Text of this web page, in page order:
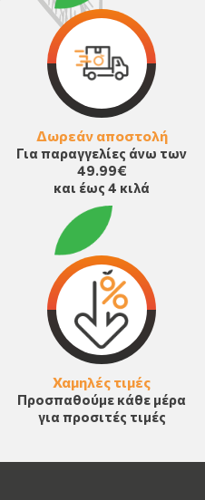
Δωρεάν αποστολή
Για παραγγελίες άνω των
49.99€
και έως 4 κιλά
Χαμηλές τιμές
Προσπαθούμε κάθε μέρα
για προσιτές τιμές